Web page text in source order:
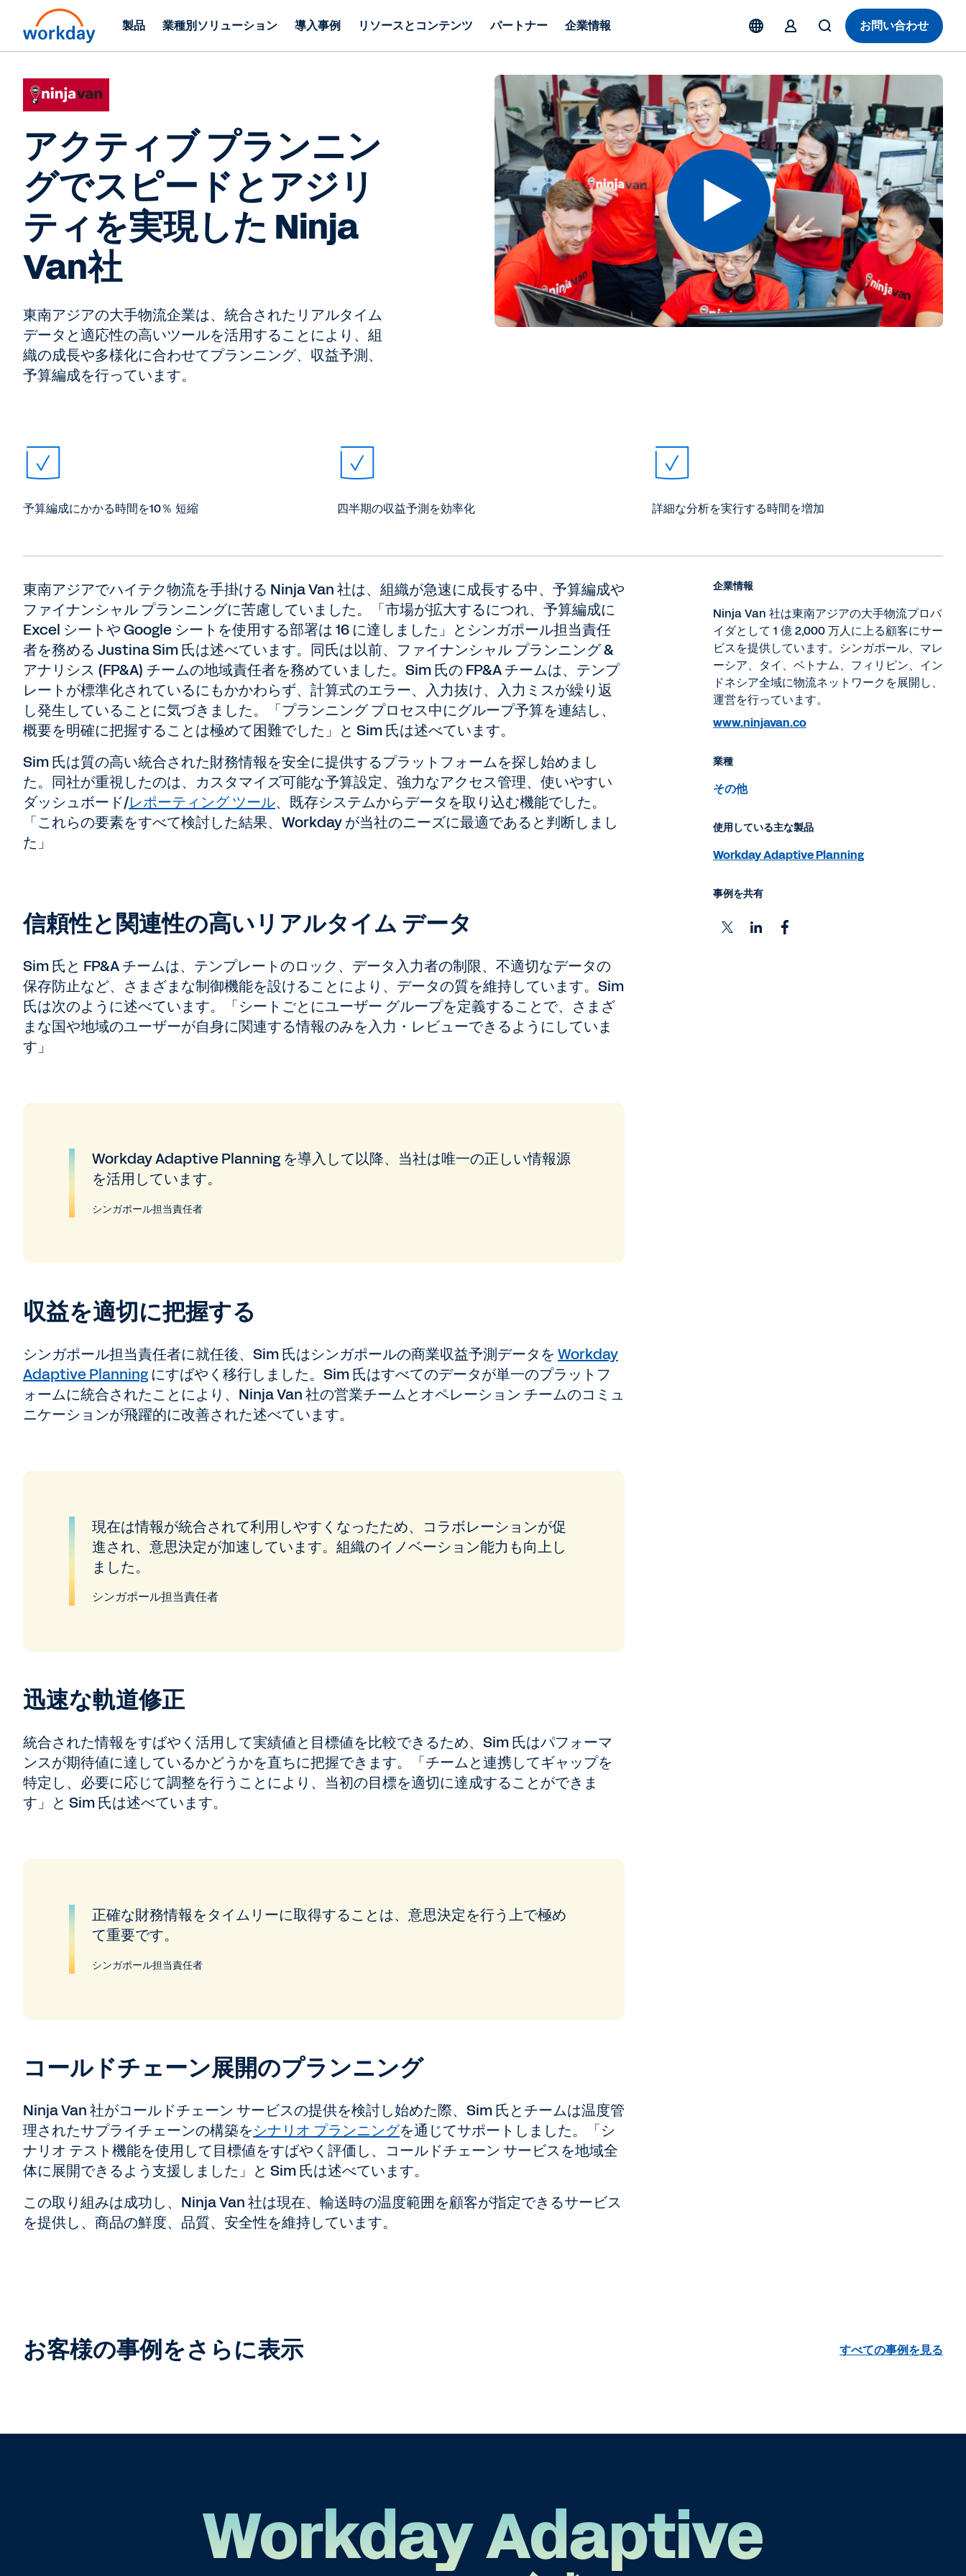
製品 業種別ソリューション 導入事例 リソースとコンテンツ パートナー 企業情報 お問い合わせ
アクティブ プランニン
グでスピードとアジリ
ティを実現した Ninja
Van社
東南アジアの大手物流企業は、統合されたリアルタイム
データと適応性の高いツールを活用することにより、組
織の成長や多様化に合わせてプランニング、収益予測、
予算編成を行っています。
予算編成にかかる時間を10％ 短縮 四半期の収益予測を効率化 詳細な分析を実行する時間を増加
東南アジアでハイテク物流を手掛ける Ninja Van 社は、組織が急速に成長する中、予算編成や
ファイナンシャル プランニングに苦慮していました。「市場が拡大するにつれ、予算編成に
Excel シートや Google シートを使用する部署は 16 に達しました」とシンガポール担当責任
者を務める Justina Sim 氏は述べています。同氏は以前、ファイナンシャル プランニング &
アナリシス (FP&A) チームの地域責任者を務めていました。Sim 氏の FP&A チームは、テンプ
レートが標準化されているにもかかわらず、計算式のエラー、入力抜け、入力ミスが繰り返
し発生していることに気づきました。「プランニング プロセス中にグループ予算を連結し、
概要を明確に把握することは極めて困難でした」と Sim 氏は述べています。
Sim 氏は質の高い統合された財務情報を安全に提供するプラットフォームを探し始めまし
た。同社が重視したのは、カスタマイズ可能な予算設定、強力なアクセス管理、使いやすい
ダッシュボード/レポーティング ツール、既存システムからデータを取り込む機能でした。
「これらの要素をすべて検討した結果、Workday が当社のニーズに最適であると判断しまし
た」
信頼性と関連性の高いリアルタイム データ
Sim 氏と FP&A チームは、テンプレートのロック、データ入力者の制限、不適切なデータの
保存防止など、さまざまな制御機能を設けることにより、データの質を維持しています。Sim
氏は次のように述べています。「シートごとにユーザー グループを定義することで、さまざ
まな国や地域のユーザーが自身に関連する情報のみを入力・レビューできるようにしていま
す」
Workday Adaptive Planning を導入して以降、当社は唯一の正しい情報源
を活用しています。
シンガポール担当責任者
収益を適切に把握する
シンガポール担当責任者に就任後、Sim 氏はシンガポールの商業収益予測データを Workday
Adaptive Planning にすばやく移行しました。Sim 氏はすべてのデータが単一のプラットフ
ォームに統合されたことにより、Ninja Van 社の営業チームとオペレーション チームのコミュ
ニケーションが飛躍的に改善された述べています。
現在は情報が統合されて利用しやすくなったため、コラボレーションが促
進され、意思決定が加速しています。組織のイノベーション能力も向上し
ました。
シンガポール担当責任者
迅速な軌道修正
統合された情報をすばやく活用して実績値と目標値を比較できるため、Sim 氏はパフォーマ
ンスが期待値に達しているかどうかを直ちに把握できます。「チームと連携してギャップを
特定し、必要に応じて調整を行うことにより、当初の目標を適切に達成することができま
す」と Sim 氏は述べています。
正確な財務情報をタイムリーに取得することは、意思決定を行う上で極め
て重要です。
シンガポール担当責任者
コールドチェーン展開のプランニング
Ninja Van 社がコールドチェーン サービスの提供を検討し始めた際、Sim 氏とチームは温度管
理されたサプライチェーンの構築をシナリオ プランニングを通じてサポートしました。「シ
ナリオ テスト機能を使用して目標値をすばやく評価し、コールドチェーン サービスを地域全
体に展開できるよう支援しました」と Sim 氏は述べています。
この取り組みは成功し、Ninja Van 社は現在、輸送時の温度範囲を顧客が指定できるサービス
を提供し、商品の鮮度、品質、安全性を維持しています。
企業情報
Ninja Van 社は東南アジアの大手物流プロバ
イダとして 1 億 2,000 万人に上る顧客にサー
ビスを提供しています。シンガポール、マレ
ーシア、タイ、ベトナム、フィリピン、イン
ドネシア全域に物流ネットワークを展開し、
運営を行っています。
www.ninjavan.co
業種
その他
使用している主な製品
Workday Adaptive Planning
事例を共有
お客様の事例をさらに表示 すべての事例を見る
Workday Adaptive